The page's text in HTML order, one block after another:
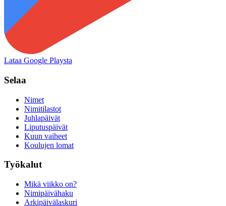
Lataa Google Playsta
Selaa
Nimet
Nimitilastot
Juhlapäivät
Liputuspäivät
Kuun vaiheet
Koulujen lomat
Työkalut
Mikä viikko on?
Nimipäivähaku
Arkipäivälaskuri